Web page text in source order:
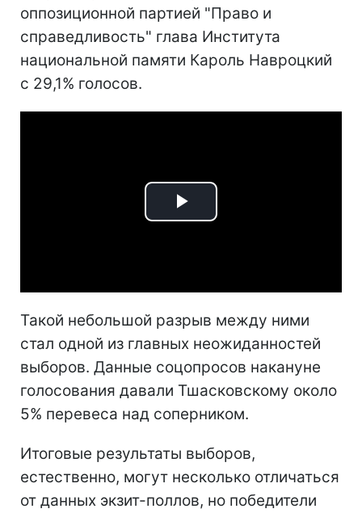
оппозиционной партией "Право и
справедливость" глава Института
национальной памяти Кароль Навроцкий
с 29,1% голосов.
Play
Такой небольшой разрыв между ними
стал одной из главных неожиданностей
выборов. Данные соцопросов накануне
голосования давали Тшасковскому около
5% перевеса над соперником.
Итоговые результаты выборов,
естественно, могут несколько отличаться
от данных экзит-поллов, но победители